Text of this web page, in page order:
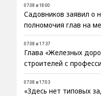
07.08 в 18:00
Садовников заявил о
полномочия глав на
07.08 в 17:37
Глава «Железных
строителей с
07.08 в 17:03
«Здесь нет типовых